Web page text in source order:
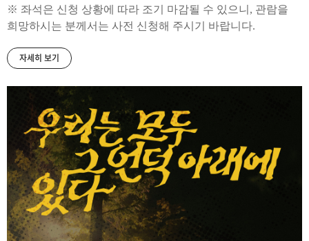
※ 좌석은 신청 상황에 따라 조기 마감될 수 있으니, 관람을
희망하시는 분께서는 사전 신청해 주시기 바랍니다.
자세히 보기